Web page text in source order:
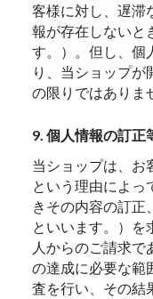
客様に対し、遅滞
報が存在しないと
す。）。但し、個
り、当ショップが
の限りではありま
9. 個人情報の訂正
当ショップは、お
という理由によっ
きその内容の訂正
といいます。）を
人からのご請求で
の達成に必要な範
査を行い、その結